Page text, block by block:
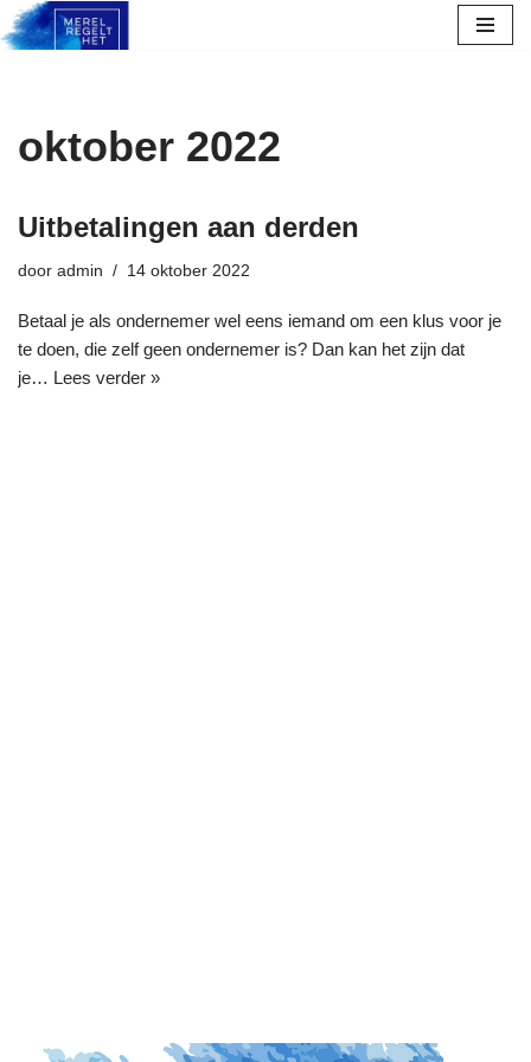
inhoud
oktober 2022
Uitbetalingen aan derden
door admin 14 oktober 2022
Betaal je als ondernemer wel eens iemand om een klus voor je
te doen, die zelf geen ondernemer is? Dan kan het zijn dat
je… Lees verder »